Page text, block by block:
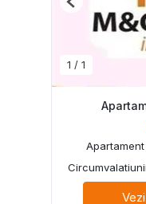
1 / 1
Previous